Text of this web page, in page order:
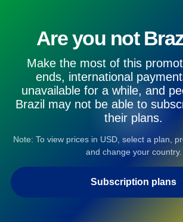
Are you not
Make the most of this
ends, international
unavailable for a while, and
Brazil may not be able to
their plans.
Note: To view prices in USD, select a plan,
and change your country.
Subscription plans